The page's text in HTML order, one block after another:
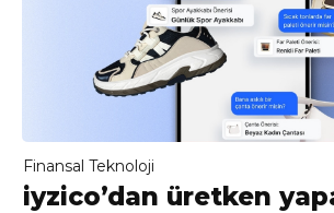
Finansal Teknoloji
iyzico’dan üretken